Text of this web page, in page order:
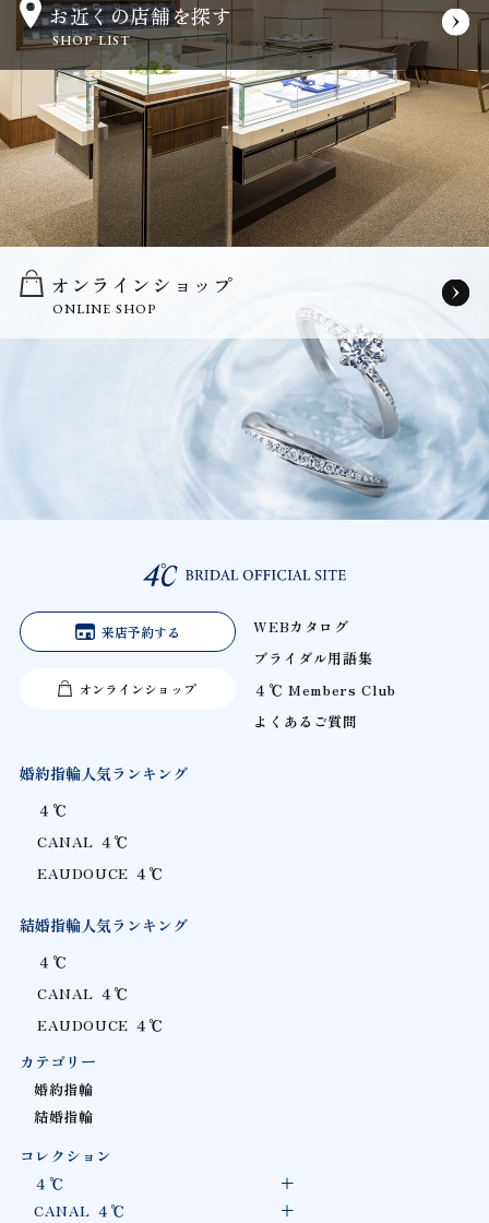
お近くの店舗を探す
SHOP LIST
オンラインショップ
ONLINE SHOP
来店予約する
オンラインショップ
WEBカタログ
ブライダル用語集
４℃ Members Club
よくあるご質問
婚約指輪人気ランキング
４℃
CANAL ４℃
EAUDOUCE ４℃
結婚指輪人気ランキング
４℃
CANAL ４℃
EAUDOUCE ４℃
カテゴリー
婚約指輪
結婚指輪
コレクション
４℃
CANAL ４℃